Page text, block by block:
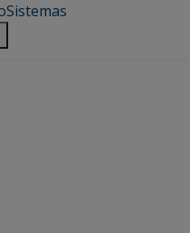
Sistemas